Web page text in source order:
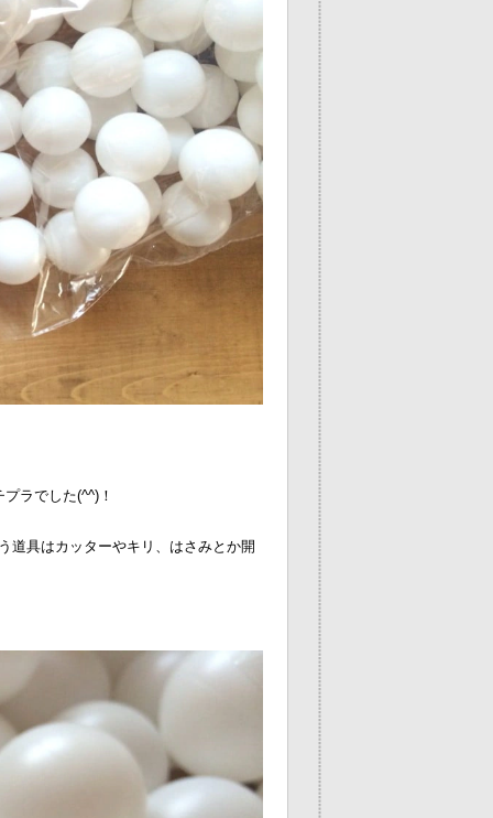
ラでした(^^)！
道具はカッターやキリ、はさみとか開